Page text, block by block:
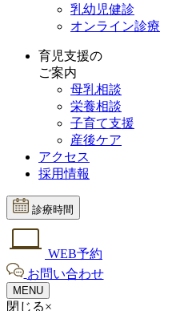
乳幼児健診
オンライン診療
育児支援の
ご案内
母乳相談
栄養相談
子育て支援
産後ケア
アクセス
採用情報
診療時間
WEB予約
お問い合わせ
MENU
閉じる×